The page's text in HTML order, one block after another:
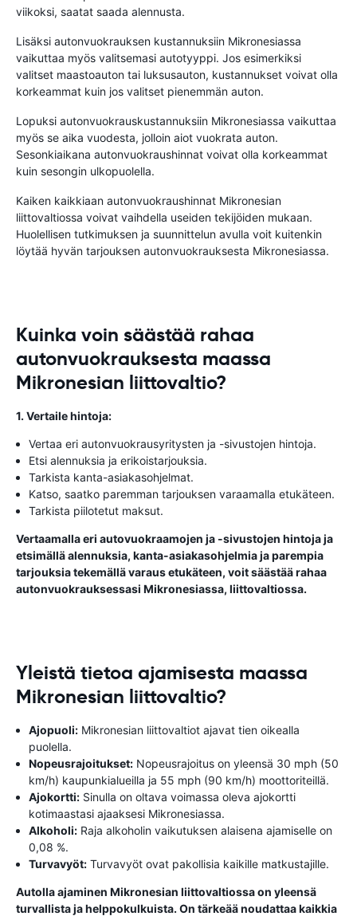
viikoksi, saatat saada alennusta.
Lisäksi autonvuokrauksen kustannuksiin Mikronesiassa
vaikuttaa myös valitsemasi autotyyppi. Jos esimerkiksi
valitset maastoauton tai luksusauton, kustannukset voivat olla
korkeammat kuin jos valitset pienemmän auton.
Lopuksi autonvuokrauskustannuksiin Mikronesiassa vaikuttaa
myös se aika vuodesta, jolloin aiot vuokrata auton.
Sesonkiaikana autonvuokraushinnat voivat olla korkeammat
kuin sesongin ulkopuolella.
Kaiken kaikkiaan autonvuokraushinnat Mikronesian
liittovaltiossa voivat vaihdella useiden tekijöiden mukaan.
Huolellisen tutkimuksen ja suunnittelun avulla voit kuitenkin
löytää hyvän tarjouksen autonvuokrauksesta Mikronesiassa.
Kuinka voin säästää rahaa
autonvuokrauksesta maassa
Mikronesian liittovaltio?
1. Vertaile hintoja:
Vertaa eri autonvuokrausyritysten ja -sivustojen hintoja.
Etsi alennuksia ja erikoistarjouksia.
Tarkista kanta-asiakasohjelmat.
Katso, saatko paremman tarjouksen varaamalla etukäteen.
Tarkista piilotetut maksut.
Vertaamalla eri autovuokraamojen ja -sivustojen hintoja ja
etsimällä alennuksia, kanta-asiakasohjelmia ja parempia
tarjouksia tekemällä varaus etukäteen, voit säästää rahaa
autonvuokrauksessasi Mikronesiassa, liittovaltiossa.
Yleistä tietoa ajamisesta maassa
Mikronesian liittovaltio?
Ajopuoli: Mikronesian liittovaltiot ajavat tien oikealla
puolella.
Nopeusrajoitukset: Nopeusrajoitus on yleensä 30 mph (50
km/h) kaupunkialueilla ja 55 mph (90 km/h) moottoriteillä.
Ajokortti: Sinulla on oltava voimassa oleva ajokortti
kotimaastasi ajaaksesi Mikronesiassa.
Alkoholi: Raja alkoholin vaikutuksen alaisena ajamiselle on
0,08 %.
Turvavyöt: Turvavyöt ovat pakollisia kaikille matkustajille.
Autolla ajaminen Mikronesian liittovaltiossa on yleensä
turvallista ja helppokulkuista. On tärkeää noudattaa kaikkia